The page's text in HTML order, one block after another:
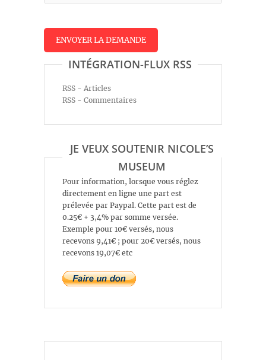
INTÉGRATION-FLUX RSS
RSS - Articles
RSS - Commentaires
JE VEUX SOUTENIR NICOLE’S
MUSEUM
Pour information, lorsque vous réglez
directement en ligne une part est
prélevée par Paypal. Cette part est de
0.25€ + 3,4% par somme versée.
Exemple pour 10€ versés, nous
recevons 9,41€ ; pour 20€ versés, nous
recevons 19,07€ etc